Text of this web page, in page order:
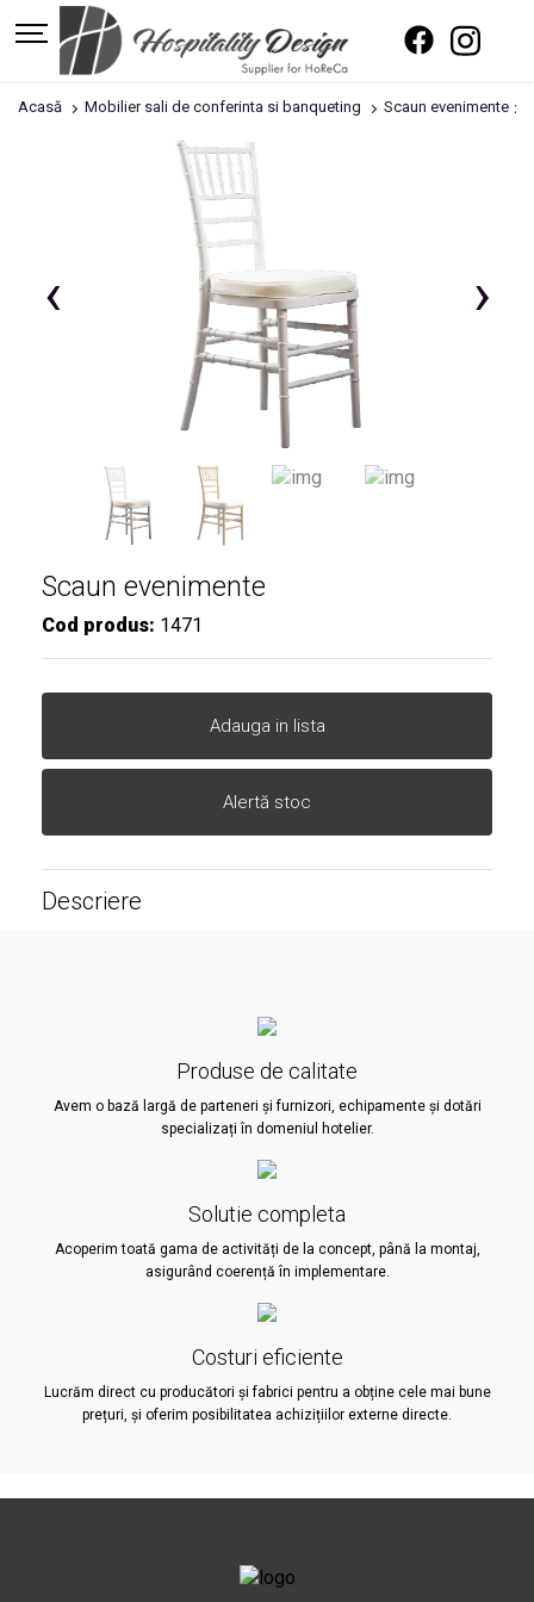
Acasă Mobilier sali de conferinta si banqueting Scaun evenimente
›
‹
Scaun evenimente
Cod produs: 1471
Adauga in lista
Alertă stoc
Descriere
Produse de calitate
Avem o bază largă de parteneri și furnizori, echipamente și dotări
specializați în domeniul hotelier.
Solutie completa
Acoperim toată gama de activități de la concept, până la montaj,
asigurând coerență în implementare.
Costuri eficiente
Lucrăm direct cu producători și fabrici pentru a obține cele mai bune
prețuri, și oferim posibilitatea achizițiilor externe directe.